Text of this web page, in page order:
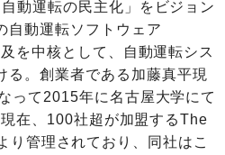
動運転の民主化」をビジョン
自動運転ソフトウェア
を中核として、自動運転シス
る。創業者である加藤真平現
って2015年に名古屋大学にて
在、100社超が加盟するThe
管理されており、同社はこ